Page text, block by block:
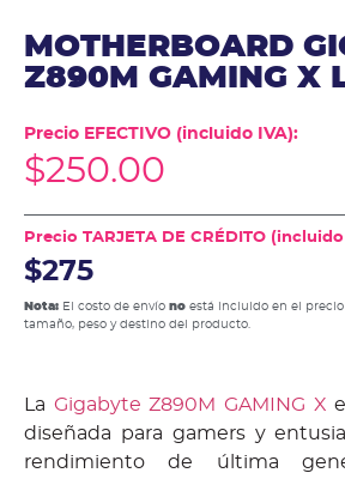
MOTHERBOARD
Z890M GAMING X
Precio EFECTIVO (incluido IVA):
$250.00
Precio TARJETA DE CRÉDITO
$275
Nota: El costo de envío no está incluido en el precio
tamaño, peso y destino del producto.
La Gigabyte Z890M GAMING X
diseñada para gamers y
rendimiento de última